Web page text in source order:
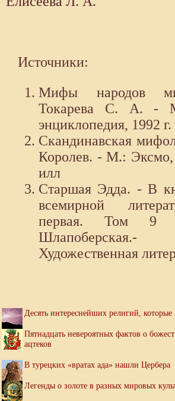
Источники:
Мифы народов
Токарева С. А. -
энциклопедия, 1992
Скандинавская
Королев. - М.: Эксмо,
илл
Старшая Эдда. - В
всемирной
первая. Том
Художественная
Десять интереснейших религий, которые
Пятнадцать невероятных фактов о
ацтеков
В турецких «вратах ада» нашли Цербера
Легенды о золоте в разных мировых